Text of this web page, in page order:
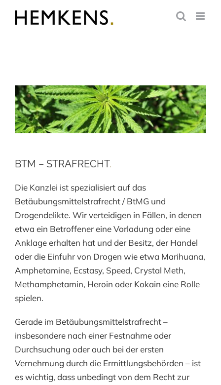
Inhalt
BTM – STRAFRECHT.
Die Kanzlei ist spezialisiert auf das
Betäubungsmittelstrafrecht / BtMG und
Drogendelikte. Wir verteidigen in Fällen, in denen
etwa ein Betroffener eine Vorladung oder eine
Anklage erhalten hat und der Besitz, der Handel
oder die Einfuhr von Drogen wie etwa Marihuana,
Amphetamine, Ecstasy, Speed, Crystal Meth,
Methamphetamin, Heroin oder Kokain eine Rolle
spielen.
Gerade im Betäubungsmittelstrafrecht –
insbesondere nach einer Festnahme oder
Durchsuchung oder auch bei der ersten
Vernehmung durch die Ermittlungsbehörden – ist
es wichtig, dass unbedingt von dem Recht zur